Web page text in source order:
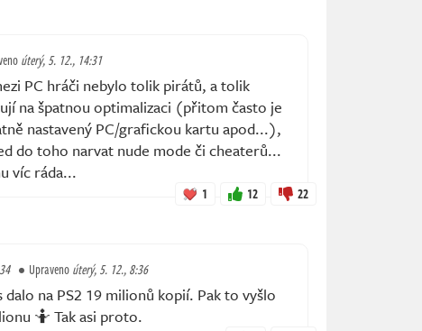
úterý, 5. 12., 14:31
PC hráči nebylo tolik pirátů, a tolik
na špatnou optimalizaci (přitom často je
nastavený PC/grafickou kartu apod...),
do toho narvat nude mode či cheaterů...
víc ráda...
1 12 22
Upravenoúterý, 5. 12., 8:36
dalo na PS2 19 milionů kopií. Pak to vyšlo
🤷 Tak asi proto.